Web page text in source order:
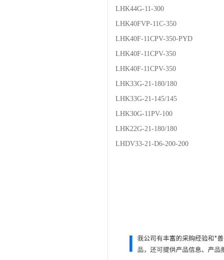
LHK44G-11-300
LHK40FVP-11C-350
LHK40F-11CPV-350-PYD
LHK40F-11CPV-350
LHK40F-11CPV-350
LHK33G-21-180/180
LHK33G-21-145/145
LHK30G-11PV-100
LHK22G-21-180/180
LHDV33-21-D6-200-200